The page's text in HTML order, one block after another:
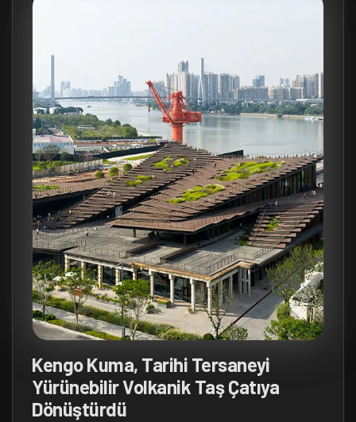
Kengo Kuma, Tarihi Tersaneyi
Yürünebilir Volkanik Taş Çatıya
Dönüştürdü